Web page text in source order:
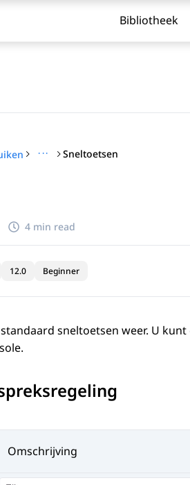
Bibliotheek
··· Sneltoetsen
4 min read
12.0 Beginner
sneltoetsen weer. U
Omschrijving